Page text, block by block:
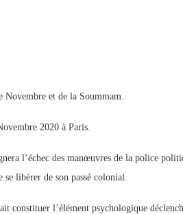
et de la Soummam.
2020 à Paris.
l’échec des manœuvres de la police
libérer de son passé colonial.
constituer l’élément psychologique